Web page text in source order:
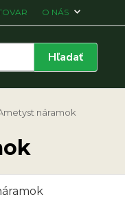
O NÁS
Hľadať
náramok